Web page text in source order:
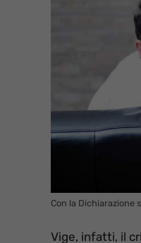
Con la Dichiarazione
Vige, infatti, il